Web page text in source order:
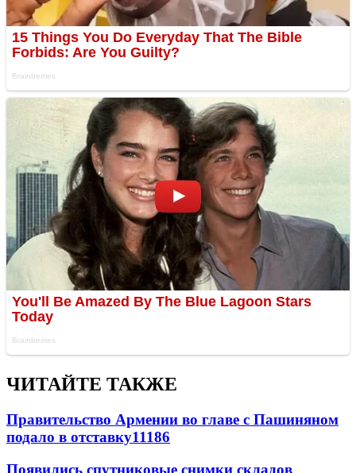
ЧИТАЙТЕ ТАКЖЕ
Правительство Армении во главе с Пашиняном
подало в отставку11186
Появились спутниковые снимки складов